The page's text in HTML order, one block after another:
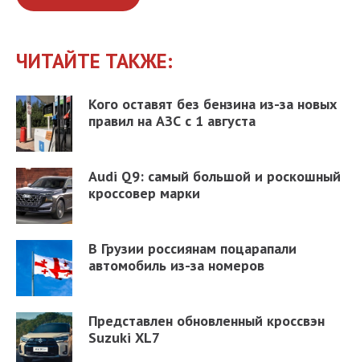
ЧИТАЙТЕ ТАКЖЕ:
Кого оставят без бензина из-за новых
правил на АЗС с 1 августа
Audi Q9: самый большой и роскошный
кроссовер марки
В Грузии россиянам поцарапали
автомобиль из-за номеров
Представлен обновленный кроссвэн
Suzuki XL7